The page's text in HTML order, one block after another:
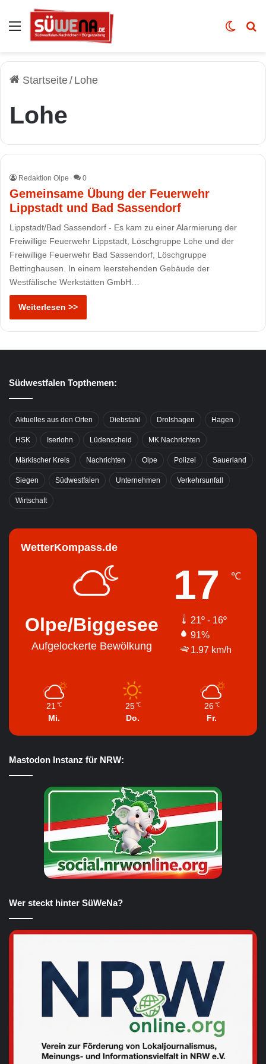
Auswahl Skin
Startseite/ Lohe
Lohe
Redaktion Olpe 0
Gemeinsame Übung der Feuerwehr
Lippstadt und Bad Sassendorf
Lippstadt/Bad Sassendorf - Es kam zu einer Alarmierung der
Freiwillige Feuerwehr Lippstadt, Löschgruppe Lohe und der
Freiwillige Feuerwehr Bad Sassendorf, Löschgruppe
Bettinghausen. In einem leerstehenden Gebäude der
Westfälische Werkstätten GmbH…
Weiterlesen >>
Südwestfalen Topthemen:
Aktuelles aus den Orten Diebstahl Drolshagen Hagen
HSK Iserlohn Lüdenscheid MK Nachrichten
Märkischer Kreis Nachrichten Olpe Polizei Sauerland
Siegen Südwestfalen Unternehmen Verkehrsunfall
Wirtschaft
WetterKompass.de
Olpe/Biggesee
Aufgelockerte Bewölkung
17 ℃
21º - 16º
91%
1.97 km/h
21 ℃
Mi.
25 ℃
Do.
26 ℃
Fr.
Mastodon Instanz für NRW:
Wer steckt hinter SüWeNa?